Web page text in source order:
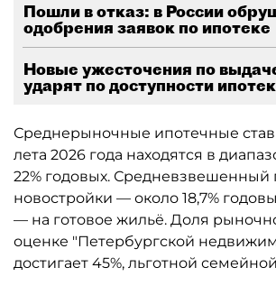
Пошли в отказ: в России
одобрения заявок по ипотеке
Новые ужесточения по
ударят по доступности
Среднерыночные ипотечные
лета 2026 года находятся в
22% годовых. Средневзвешенный
новостройки — около 18,7%
— на готовое жильё. Доля
оценке "Петербургской
достигает 45%, льготной